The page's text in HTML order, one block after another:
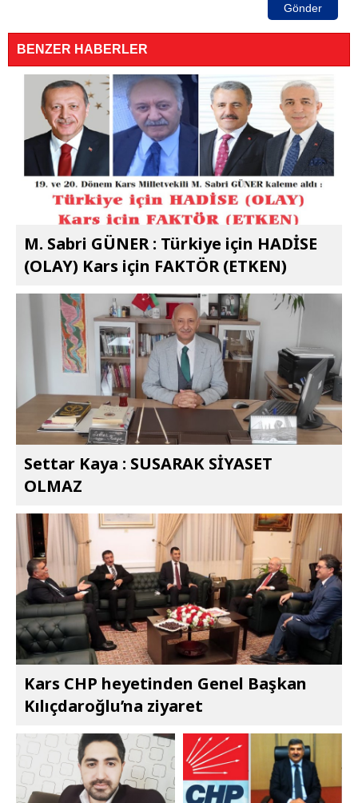
Gönder
BENZER HABERLER
M. Sabri GÜNER : Türkiye için HADİSE
(OLAY) Kars için FAKTÖR (ETKEN)
Settar Kaya : SUSARAK SİYASET
OLMAZ
Kars CHP heyetinden Genel Başkan
Kılıçdaroğlu’na ziyaret